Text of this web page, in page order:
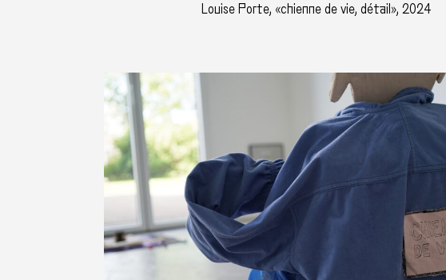
Louise Porte, «chienne de vie, détail», 2024